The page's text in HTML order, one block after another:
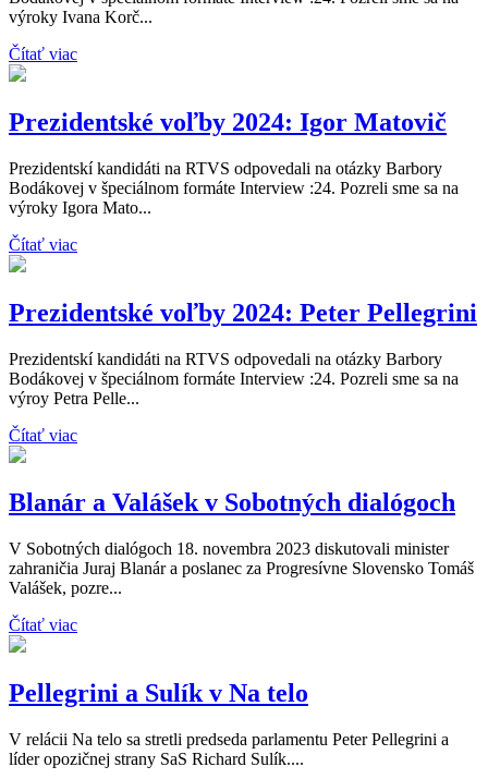
výroky Ivana Korč...
Čítať viac
Prezidentské voľby 2024: Igor Matovič
Prezidentskí kandidáti na RTVS odpovedali na otázky Barbory
Bodákovej v špeciálnom formáte Interview :24. Pozreli sme sa na
výroky Igora Mato...
Čítať viac
Prezidentské voľby 2024: Peter Pellegrini
Prezidentskí kandidáti na RTVS odpovedali na otázky Barbory
Bodákovej v špeciálnom formáte Interview :24. Pozreli sme sa na
výroy Petra Pelle...
Čítať viac
Blanár a Valášek v Sobotných dialógoch
V Sobotných dialógoch 18. novembra 2023 diskutovali minister
zahraničia Juraj Blanár a poslanec za Progresívne Slovensko Tomáš
Valášek, pozre...
Čítať viac
Pellegrini a Sulík v Na telo
V relácii Na telo sa stretli predseda parlamentu Peter Pellegrini a
líder opozičnej strany SaS Richard Sulík....